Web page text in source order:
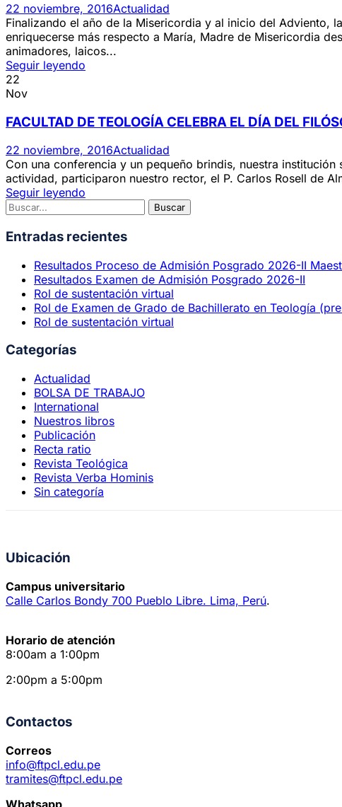
22 noviembre, 2016Actualidad
Finalizando el año de la Misericordia y al inicio del Adviento,
enriquecerse más respecto a María, Madre de Misericordia
animadores, laicos...
Seguir leyendo
22
Nov
FACULTAD DE TEOLOGÍA CELEBRA EL DÍA DEL
22 noviembre, 2016Actualidad
Con una conferencia y un pequeño brindis, nuestra
actividad, participaron nuestro rector, el P. Carlos Rosell de
Seguir leyendo
Entradas recientes
Resultados Proceso de Admisión Posgrado 2026-II
Resultados Examen de Admisión Posgrado 2026-II
Rol de sustentación virtual
Rol de Examen de Grado de Bachillerato en Teología
Rol de sustentación virtual
Categorías
Actualidad
BOLSA DE TRABAJO
International
Nuestros libros
Publicación
Recta ratio
Revista Teológica
Revista Verba Hominis
Sin categoría
Ubicación
Campus universitario
Calle Carlos Bondy 700 Pueblo Libre. Lima, Perú.
Horario de atención
8:00am a 1:00pm
2:00pm a 5:00pm
Contactos
Correos
info@ftpcl.edu.pe
tramites@ftpcl.edu.pe